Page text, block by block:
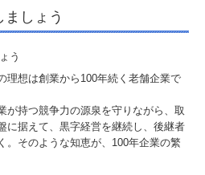
ましょう
理想は創業から100年続く老舗企業で
が持つ競争力の源泉を守りながら、取
に据えて、黒字経営を継続し、後継者
。そのような知恵が、100年企業の繁